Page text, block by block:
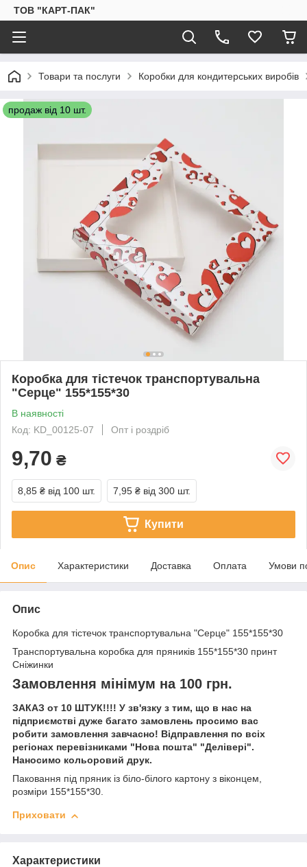
ТОВ "КАРТ-ПАК"
Товари та послуги Коробки для кондитерських виробів
продаж від 10 шт.
Коробка для тістечок транспортувальна
"Серце" 155*155*30
В наявності
Код: KD_00125-07
Опт і роздріб
9,70 ₴
8,85 ₴ від 100 шт. 7,95 ₴ від 300 шт.
Купити
Опис Характеристики Доставка Оплата Умови
Опис
Коробка для тістечок транспортувальна "Серце" 155*155*30
Транспортувальна коробка для пряників 155*155*30 принт
Сніжинки
Замовлення мінімум на 100 грн.
ЗАКАЗ от 10 ШТУК!!!! У зв'язку з тим, що в нас на
підприємстві дуже багато замовлень просимо вас
робити замовлення завчасно! Відправлення по всіх
регіонах перевізниками "Нова пошта" "Делівері".
Наносимо кольоровий друк.
Паковання під пряник із біло-білого картону з віконцем,
розміри 155*155*30.
Приховати
Характеристики